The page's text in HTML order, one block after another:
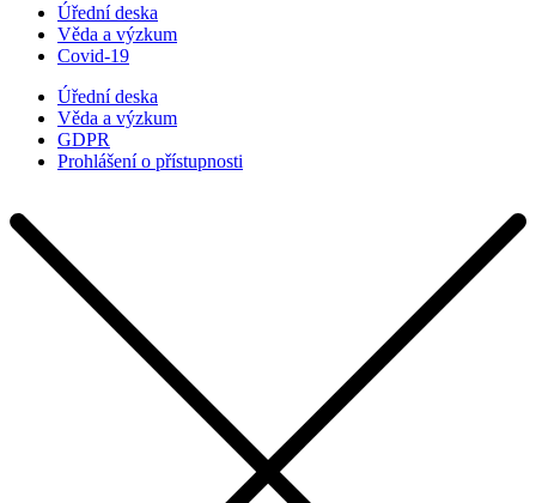
Úřední deska
Věda a výzkum
Covid-19
Úřední deska
Věda a výzkum
GDPR
Prohlášení o přístupnosti